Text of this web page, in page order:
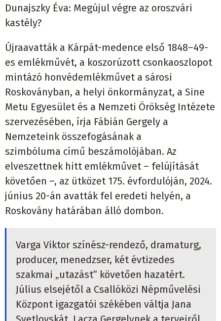
Dunajszky Éva: Megújul végre az oroszvári
kastély?
Újraavatták a Kárpát-medence első 1848–49-
es emlékművét, a koszorúzott csonkaoszlopot
mintázó honvédemlékművet a sárosi
Roskoványban, a helyi önkormányzat, a Sine
Metu Egyesület és a Nemzeti Örökség Intézete
szervezésében, írja Fábián Gergely a
Nemzeteink összefogásának a
szimbóluma című beszámolójában. Az
elveszettnek hitt emlékművet – felújítását
követően –, az ütközet 175. évfordulóján, 2024.
június 20-án avatták fel eredeti helyén, a
Roskovány határában álló dombon.
Varga Viktor színész-rendező, dramaturg,
producer, menedzser, két évtizedes
szakmai „utazást” követően hazatért.
Július elsejétől a Csallóközi Népművelési
Központ igazgatói székében váltja Jana